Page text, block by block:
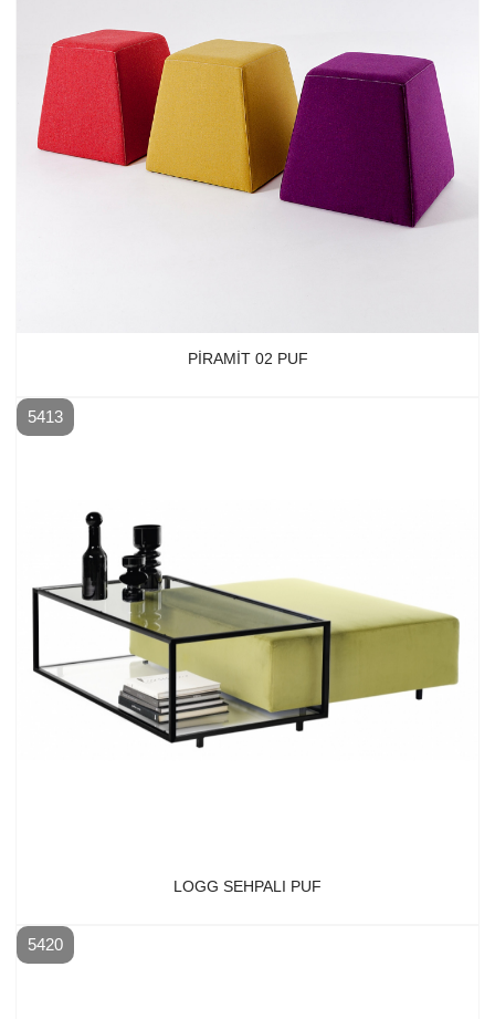
PIRAMIT 02 PUF
5413
LOGG SEHPALI PUF
5420